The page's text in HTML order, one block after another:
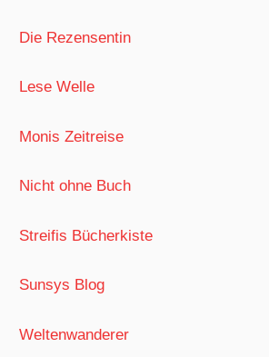
Die Rezensentin
Lese Welle
Monis Zeitreise
Nicht ohne Buch
Streifis Bücherkiste
Sunsys Blog
Weltenwanderer